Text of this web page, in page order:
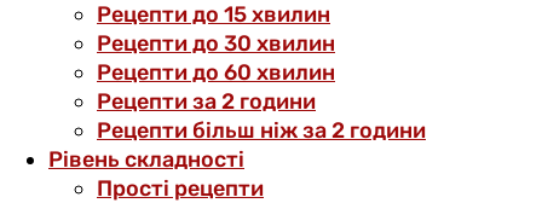
Рецепти до 15 хвилин
Рецепти до 30 хвилин
Рецепти до 60 хвилин
Рецепти за 2 години
Рецепти більш ніж за 2 години
Рівень складності
Прості рецепти